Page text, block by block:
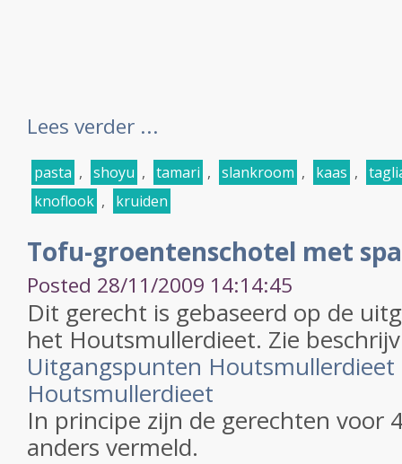
Lees verder ...
pasta , shoyu , tamari , slankroom , kaas ,
knoflook , kruiden
Tofu-groentenschotel met
Posted 28/11/2009 14:14:45
Dit gerecht is gebaseerd op de
het Houtsmullerdieet. Zie
Uitgangspunten Houtsmullerdieet
Houtsmullerdieet
In principe zijn de gerechten voor
anders vermeld.